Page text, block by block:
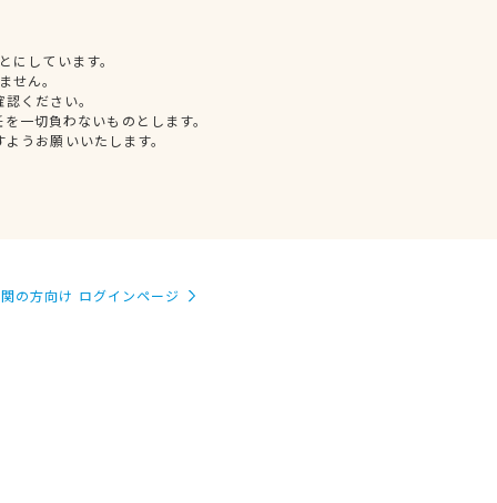
しています。
せん。
ください。
一切負わないものとします。
うお願いいたします。
の方向け ログインページ